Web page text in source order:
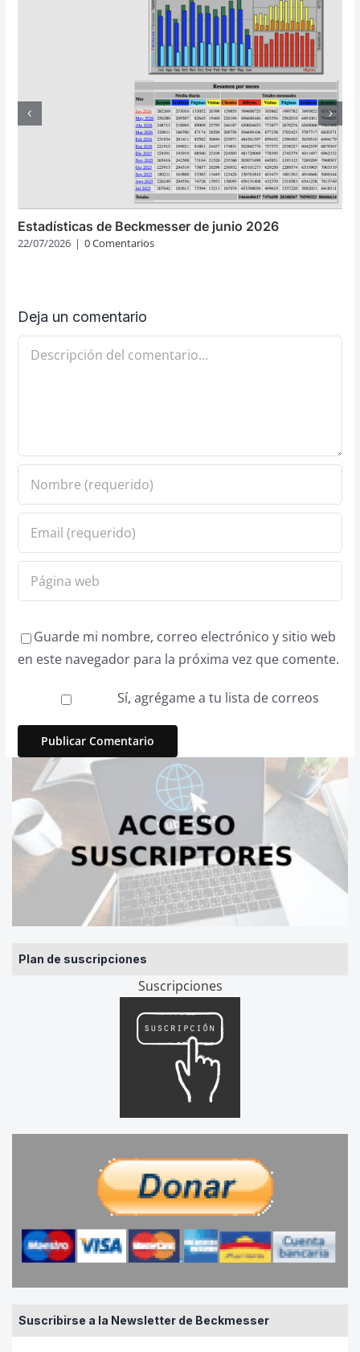
Plan de suscripciones
Suscripciones
Suscribirse a la Newsletter de Beckmesser
Estadísticas de Beckmesser de junio 2026
22/07/2026 | 0 Comentarios
Deja un comentario
Comentario
Guarde mi nombre, correo electrónico y sitio web
en este navegador para la próxima vez que comente.
Sí, agrégame a tu lista de correos